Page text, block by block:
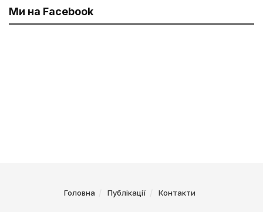
Ми на Facebook
Головна Публікації Контакти